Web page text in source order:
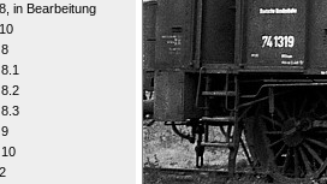
in Bearbeitung